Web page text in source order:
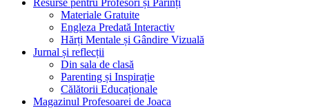
Resurse pentru Profesori și Părinți
Materiale Gratuite
Engleza Predată Interactiv
Hărți Mentale și Gândire Vizuală
Jurnal și reflecții
Din sala de clasă
Parenting și Inspirație
Călătorii Educaționale
Magazinul Profesoarei de Joaca